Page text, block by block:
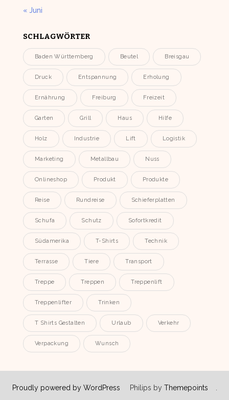
« Juni
SCHLAGWÖRTER
Baden Württemberg Beutel Breisgau
Druck Entspannung Erholung
Ernährung Freiburg Freizeit
Garten Grill Haus Hilfe
Holz Industrie Lift Logistik
Marketing Metallbau Nuss
Onlineshop Produkt Produkte
Reise Rundreise Schieferplatten
Schufa Schutz Sofortkredit
Südamerika T-Shirts Technik
Terrasse Tiere Transport
Treppe Treppen Treppenlift
Treppenlifter Trinken
T Shirts Gestalten Urlaub Verkehr
Verpackung Wunsch
Proudly powered by WordPress Philips by Themepoints